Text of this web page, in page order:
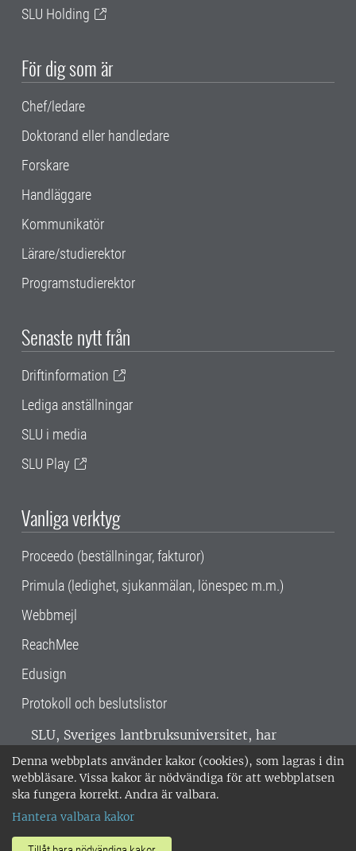
Denna webbplats använder kakor (cookies), som lagras i din
webbläsare. Vissa kakor är nödvändiga för att webbplatsen
ska fungera korrekt. Andra är valbara.
Hantera valbara kakor
SLU Holding
För dig som är
Chef/ledare
Doktorand eller handledare
Forskare
Handläggare
Kommunikatör
Lärare/studierektor
Programstudierektor
Senaste nytt från
Driftinformation
Lediga anställningar
SLU i media
SLU Play
Vanliga verktyg
Proceedo (beställningar, fakturor)
Primula (ledighet, sjukanmälan, lönespec m.m.)
Webbmejl
ReachMee
Edusign
Protokoll och beslutslistor
SLU, Sveriges lantbruksuniversitet, har
verksamhet över hela Sverige. Huvudorter är
Alnarp, Uppsala och Umeå.SLU är
miljöcertifierat enligt ISO 14001. •
018-67 10 00 • Org nr: 202100-2817 •